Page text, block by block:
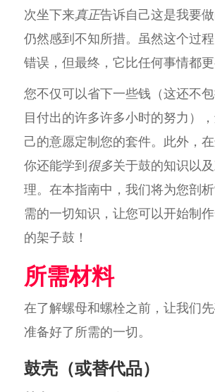
次坐下来真正告诉自己这是我要
仍然感到不知所措。虽然这个过
错误，但最终，它比任何事情都更
您不仅可以省下一些钱（这还不
目付出的许多许多小时的努力）
己的意愿定制您的套件。此外，
你还能学到很多关于鼓的知识以
理。在本指南中，我们将为您剖
需的一切知识，让您可以开始制
的架子鼓！
所需材料
在了解螺母和螺栓之前，让我们
准备好了所需的一切。
鼓壳（或替代品）